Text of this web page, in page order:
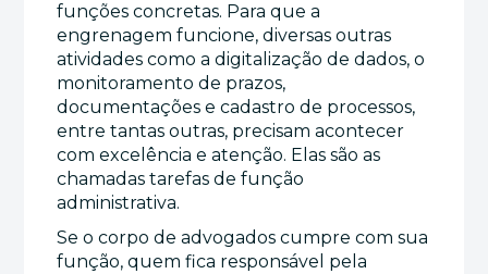
funções concretas. Para que a
engrenagem funcione, diversas outras
atividades como a digitalização de dados, o
monitoramento de prazos,
documentações e cadastro de processos,
entre tantas outras, precisam acontecer
com excelência e atenção. Elas são as
chamadas tarefas de função
administrativa.
Se o corpo de advogados cumpre com sua
função, quem fica responsável pela